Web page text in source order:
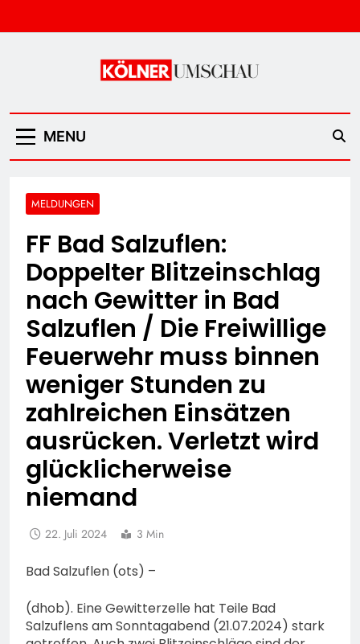
to
Kölner Umschau
MENU
MELDUNGEN
FF Bad Salzuflen:
Doppelter Blitzeinschlag
nach Gewitter in Bad
Salzuflen / Die Freiwillige
Feuerwehr muss binnen
weniger Stunden zu
zahlreichen Einsätzen
ausrücken. Verletzt wird
glücklicherweise
niemand
22. Juli 2024 3 Min
Bad Salzuflen (ots) –
(dhob). Eine Gewitterzelle hat Teile Bad
Salzuflens am Sonntagabend (21.07.2024) stark